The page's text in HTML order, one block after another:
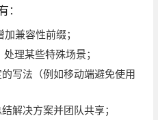
兼容性前缀；
理某些特殊场景；
写法（例如移动端避免使用
解决方案并团队共享；